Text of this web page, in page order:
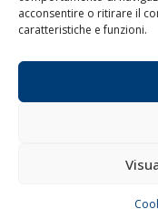
acconsentire o ritirare il
caratteristiche e funzioni.